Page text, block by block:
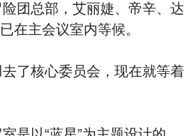
团总部，艾丽婕、帝辛、达
在主会议室内等候。
了核心委员会，现在就等着